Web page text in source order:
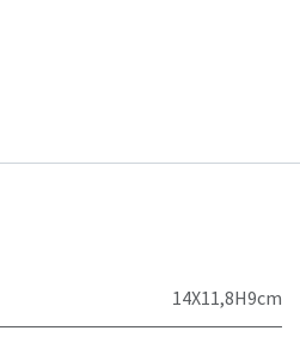
14X11,8H9cm